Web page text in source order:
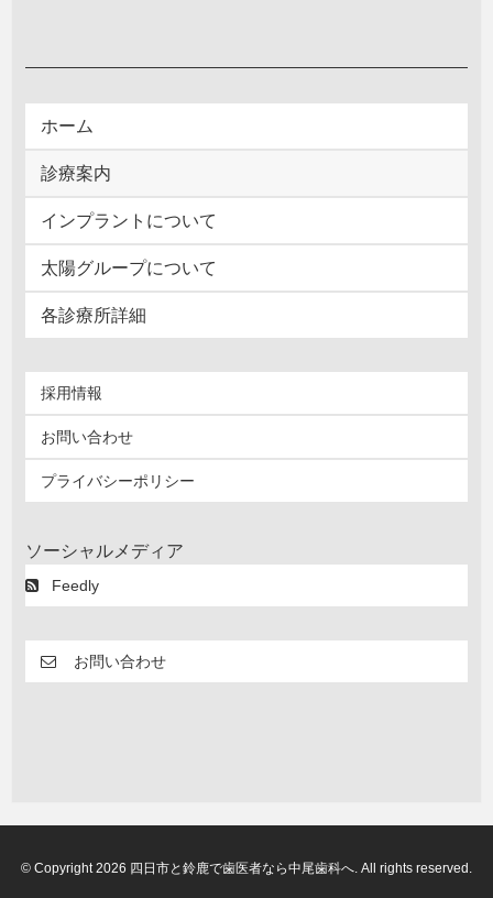
ホーム
診療案内
インプラントについて
太陽グループについて
各診療所詳細
採用情報
お問い合わせ
プライバシーポリシー
ソーシャルメディア
Feedly
お問い合わせ
© Copyright 2026 四日市と鈴鹿で歯医者なら中尾歯科へ. All rights reserved.